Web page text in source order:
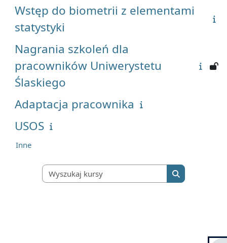
Wstęp do biometrii z elementami
statystyki
Nagrania szkoleń dla
pracowników Uniwerystetu
Ślaskiego
Adaptacja pracownika
USOS
Inne
Wyszukaj kursy
Wyszukaj